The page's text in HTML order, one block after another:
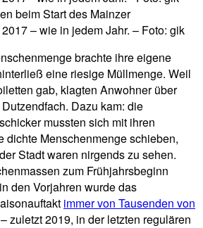
beim Start des Mainzer
– wie in jedem Jahr. – Foto: gik
brachte ihre eigene
eine riesige Müllmenge. Weil
gab, klagten Anwohner über
Dazu kam: die
mussten sich mit ihren
dichte Menschenmenge schieben,
Stadt waren nirgends zu sehen.
zum Frühjahrsbeginn
den Vorjahren wurde das
immer von Tausenden von
– zuletzt 2019, in der letzten regulären